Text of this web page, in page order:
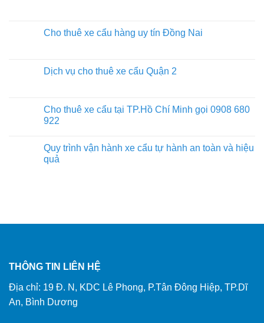
Cho thuê xe cẩu hàng uy tín Đồng Nai
Dịch vụ cho thuê xe cẩu Quận 2
Cho thuê xe cẩu tại TP.Hồ Chí Minh gọi 0908 680
922
Quy trình vận hành xe cẩu tự hành an toàn và hiệu
quả
THÔNG TIN LIÊN HỆ
Địa chỉ: 19 Đ. N, KDC Lê Phong, P.Tân Đông Hiệp, TP.Dĩ
An, Bình Dương